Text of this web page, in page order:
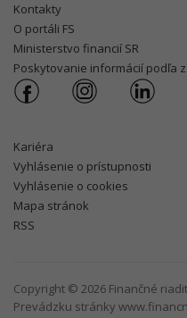
Kontakty
O portáli FS
Ministerstvo financií SR
Poskytovanie informácií podľa
Kariéra
Vyhlásenie o prístupnosti
Vyhlásenie o cookies
Mapa stránok
RSS
Copyright © 2026 Finančné
Prevádzku stránky